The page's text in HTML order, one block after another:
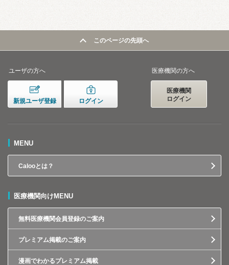
このページの先頭へ
ユーザの方へ
新規ユーザ登録 ログイン
医療機関の方へ
医療機関
ログイン
MENU
Calooとは？
医療機関向けMENU
無料医療機関会員登録のご案内
プレミアム掲載のご案内
漫画でわかるプレミアム掲載